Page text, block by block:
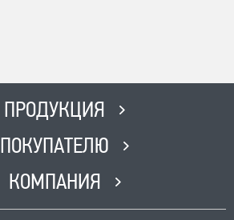
Время работы
ПН-ПТ с 8:00 до 17:00, СБ с 8:00
ПРОДУКЦИЯ
ПОКУПАТЕЛЮ
КОМПАНИЯ